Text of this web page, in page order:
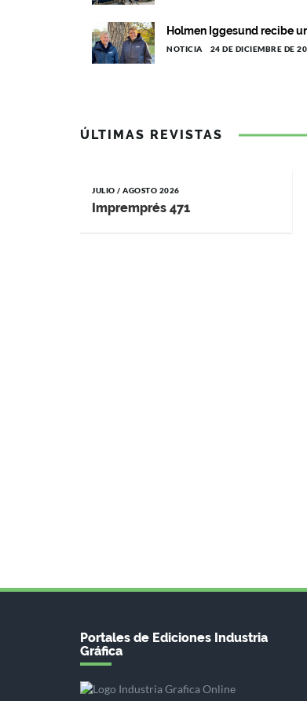
Holmen Iggesund recibe
NOTICIA 24 DE DICIEMBRE DE
ÚLTIMAS REVISTAS
JULIO / AGOSTO 2026
Impremprés 471
Portales de Ediciones Industria
Gráfica